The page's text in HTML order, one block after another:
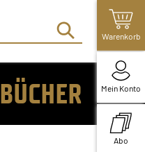
Warenkorb
Mein Konto
Abo
BÜCHER